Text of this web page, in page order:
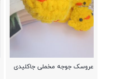
عروسک جوجه مخملی جاکلیدی